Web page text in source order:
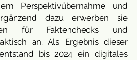
Perspektivübernahme und
dazu erwerben sie
für Faktenchecks und
an. Als Ergebnis dieser
bis 2024 ein digitales